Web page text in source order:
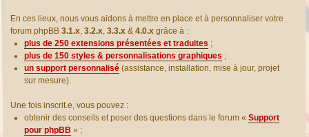
En ces lieux, nous vous aidons à mettre en place et à personnaliser votre
forum phpBB 3.1.x, 3.2.x, 3.3.x & 4.0.x grâce à :
plus de 250 extensions présentées et traduites ;
plus de 150 styles & personnalisations graphiques ;
un support personnalisé (assistance, installation, mise à jour, projet
sur mesure).
Une fois inscrit.e, vous pouvez :
obtenir des conseils et poser des questions dans le forum « Support
pour phpBB » ;